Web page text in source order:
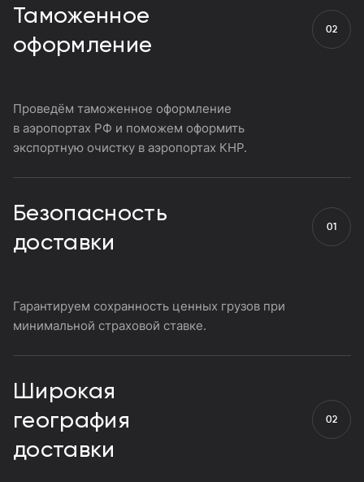
Таможенное
оформление
Проведём таможенное оформление
в аэропортах РФ и поможем оформить
экспортную очистку в аэропортах КНР.
Безопасность
доставки
Гарантируем сохранность ценных грузов при
минимальной страховой ставке.
Широкая
география
доставки